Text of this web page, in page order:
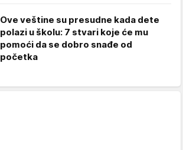
Ove veštine su presudne kada dete
polazi u školu: 7 stvari koje će mu
pomoći da se dobro snađe od
početka